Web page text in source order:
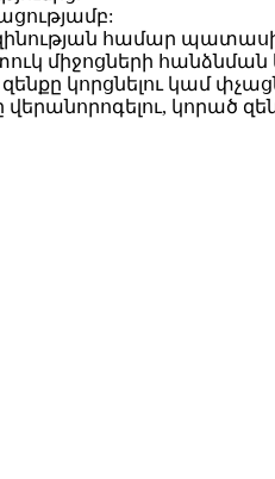
համար
միջոցների հանձնման
կորցնելու կամ
կորած